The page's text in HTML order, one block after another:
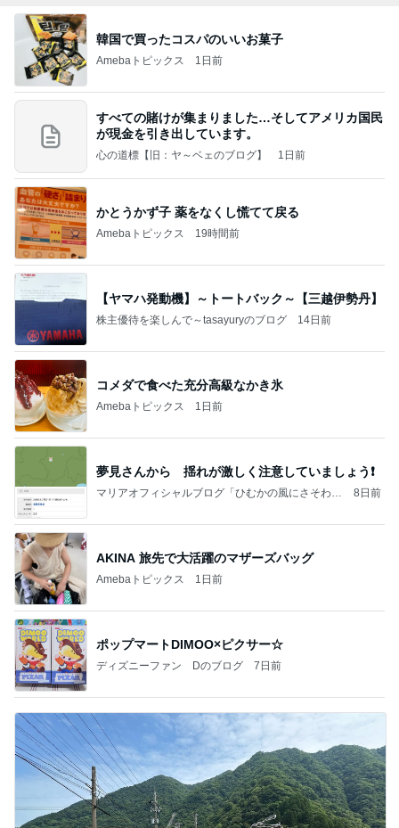
韓国で買ったコスパのいいお菓子
Amebaトピックス 1日前
すべての賭けが集まりました…そしてアメリカ国民
が現金を引き出しています。
心の道標【旧：ヤ～ベェのブログ】 1日前
かとうかず子 薬をなくし慌てて戻る
Amebaトピックス 19時間前
【ヤマハ発動機】～トートバック～【三越伊勢丹】
株主優待を楽しんで～tasayuryのブログ 14日前
コメダで食べた充分高級なかき氷
Amebaトピックス 1日前
夢見さんから 揺れが激しく注意していましょう❗️
マリアオフィシャルブログ「ひむかの風にさそわれ
8日前
AKINA 旅先で大活躍のマザーズバッグ
Amebaトピックス 1日前
ポップマートDIMOO×ピクサー☆
ディズニーファン Dのブログ 7日前